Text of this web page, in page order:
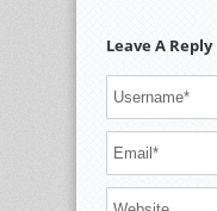
Leave A Reply